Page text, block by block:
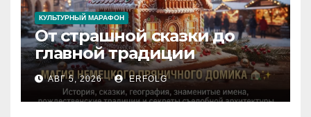
КУЛЬТУРНЫЙ МАРАФОН
От страшной сказки до
главной традиции
Рождества: секреты
немецкого пряничного
домика!
АВГ 5, 2026 ERFOLG